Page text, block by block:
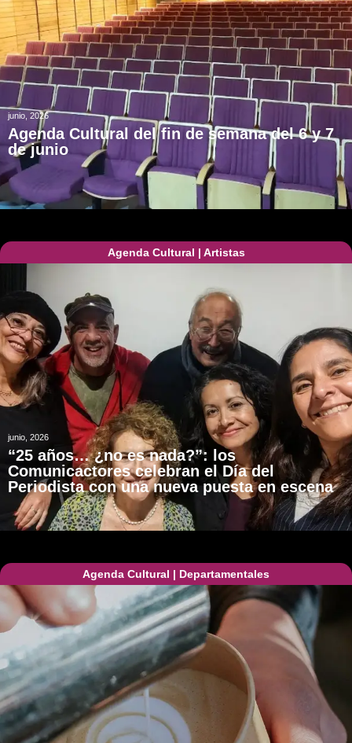
junio, 2026
Agenda Cultural del fin de semana del 6 y 7
de junio
Agenda Cultural | Artistas
junio, 2026
“25 años… ¿no es nada?”: los
Comunicactores celebran el Día del
Periodista con una nueva puesta en escena
Agenda Cultural | Departamentales